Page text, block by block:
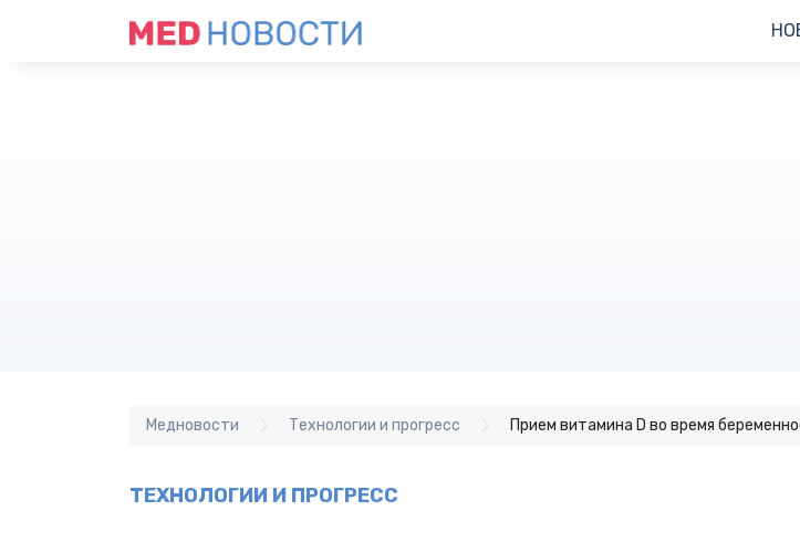
Медновости Технологии и прогресс Прием витамина D во время
ТЕХНОЛОГИИ И ПРОГРЕСС